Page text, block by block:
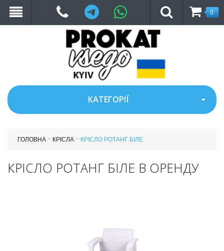
Telegram
0
КАТЕГОРІЇ
ГОЛОВНА > КРІСЛА > КРІСЛО РОТАНГ БІЛЕ
КРІСЛО РОТАНГ БІЛЕ В ОРЕНДУ